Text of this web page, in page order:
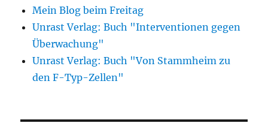
Mein Blog beim Freitag
Unrast Verlag: Buch "Interventionen gegen
Überwachung"
Unrast Verlag: Buch "Von Stammheim zu
den F-Typ-Zellen"